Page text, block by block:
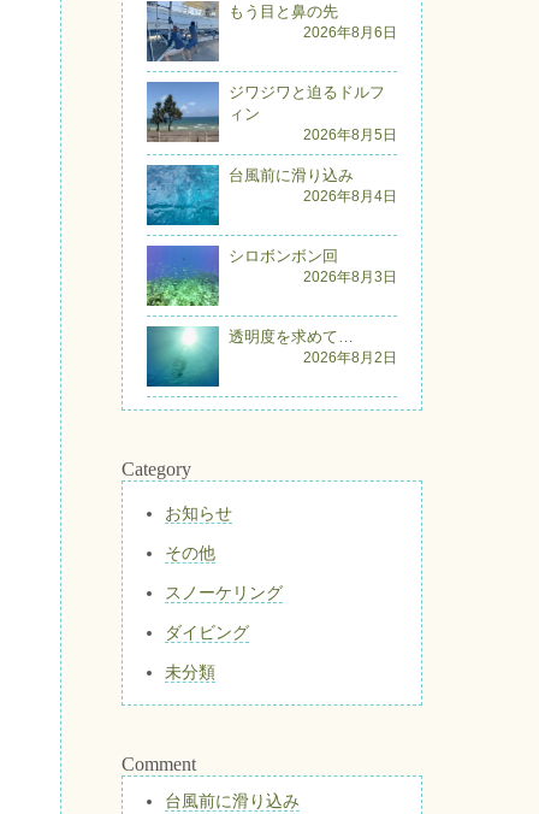
もう目と鼻の先
2026年8月6日
ジワジワと迫るドルフ
ィン
2026年8月5日
台風前に滑り込み
2026年8月4日
シロボンボン回
2026年8月3日
透明度を求めて…
2026年8月2日
Category
お知らせ
その他
スノーケリング
ダイビング
未分類
Comment
台風前に滑り込み